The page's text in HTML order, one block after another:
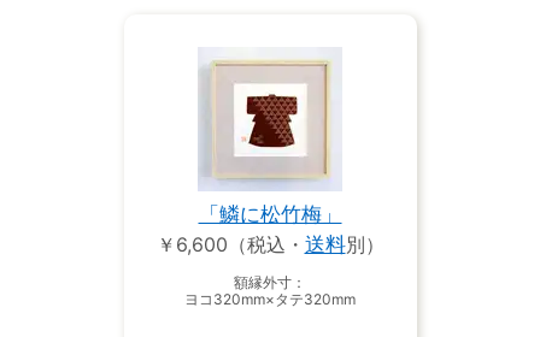
「鱗に松竹梅」
￥6,600（税込・ 送料別）
額縁外寸：
ヨコ320mm×タテ320mm